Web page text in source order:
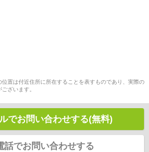
置は付近住所に所在することを表すものであり、実際の
ざいます。
でお問い合わせする(無料)
話でお問い合わせする